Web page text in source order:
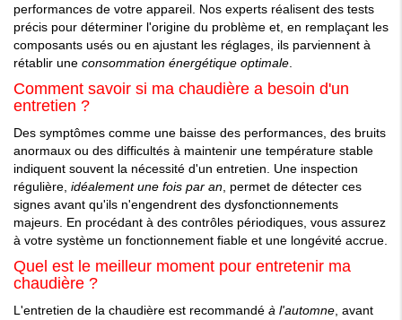
performances de votre appareil. Nos experts réalisent des tests
précis pour déterminer l'origine du problème et, en remplaçant les
composants usés ou en ajustant les réglages, ils parviennent à
rétablir une consommation énergétique optimale.
Comment savoir si ma chaudière a besoin d'un
entretien ?
Des symptômes comme une baisse des performances, des bruits
anormaux ou des difficultés à maintenir une température stable
indiquent souvent la nécessité d'un entretien. Une inspection
régulière, idéalement une fois par an, permet de détecter ces
signes avant qu'ils n'engendrent des dysfonctionnements
majeurs. En procédant à des contrôles périodiques, vous assurez
à votre système un fonctionnement fiable et une longévité accrue.
Quel est le meilleur moment pour entretenir ma
chaudière ?
L'entretien de la chaudière est recommandé à l'automne, avant